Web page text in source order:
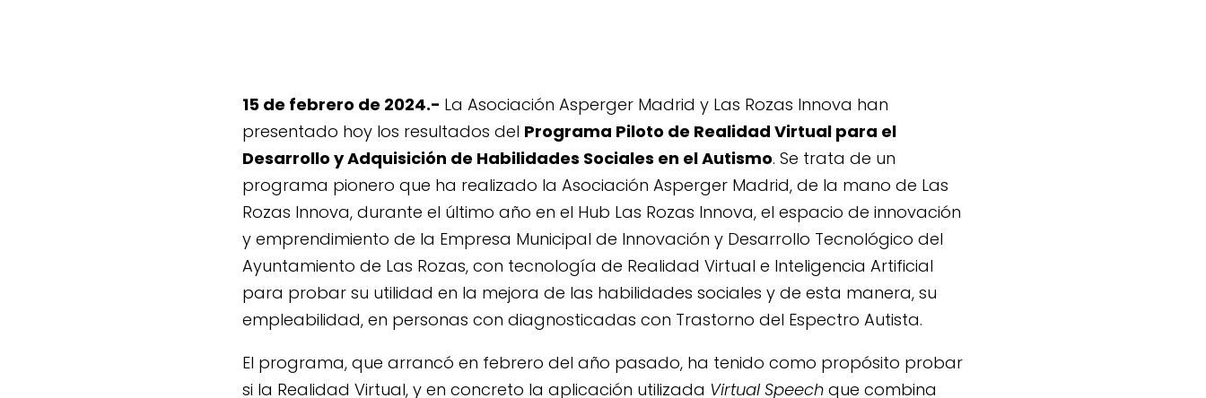
15 de febrero de 2024.- La Asociación Asperger Madrid y Las Rozas Innova han
presentado hoy los resultados del Programa Piloto de Realidad Virtual para el
Desarrollo y Adquisición de Habilidades Sociales en el Autismo. Se trata de un
programa pionero que ha realizado la Asociación Asperger Madrid, de la mano de Las
Rozas Innova, durante el último año en el Hub Las Rozas Innova, el espacio de innovación
y emprendimiento de la Empresa Municipal de Innovación y Desarrollo Tecnológico del
Ayuntamiento de Las Rozas, con tecnología de Realidad Virtual e Inteligencia Artificial
para probar su utilidad en la mejora de las habilidades sociales y de esta manera, su
empleabilidad, en personas con diagnosticadas con Trastorno del Espectro Autista.
El programa, que arrancó en febrero del año pasado, ha tenido como propósito probar
si la Realidad Virtual, y en concreto la aplicación utilizada Virtual Speech que combina